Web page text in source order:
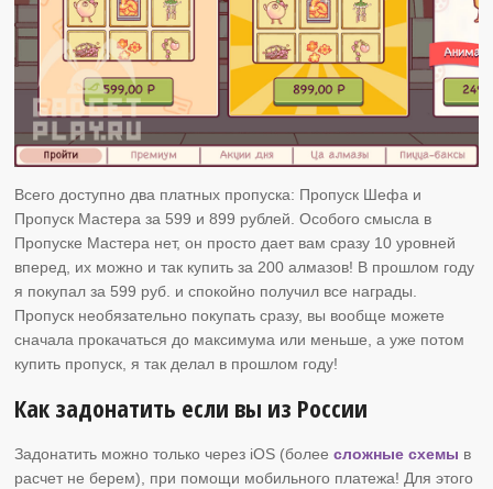
Всего доступно два платных пропуска: Пропуск Шефа и
Пропуск Мастера за 599 и 899 рублей. Особого смысла в
Пропуске Мастера нет, он просто дает вам сразу 10 уровней
вперед, их можно и так купить за 200 алмазов! В прошлом году
я покупал за 599 руб. и спокойно получил все награды.
Пропуск необязательно покупать сразу, вы вообще можете
сначала прокачаться до максимума или меньше, а уже потом
купить пропуск, я так делал в прошлом году!
Как задонатить если вы из России
Задонатить можно только через iOS (болеесложные схемы в
расчет не берем), при помощи мобильного платежа! Для этого